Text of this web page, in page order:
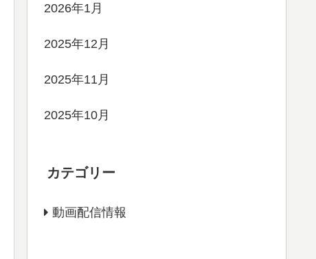
2026年1月
2025年12月
2025年11月
2025年10月
カテゴリー
動画配信情報